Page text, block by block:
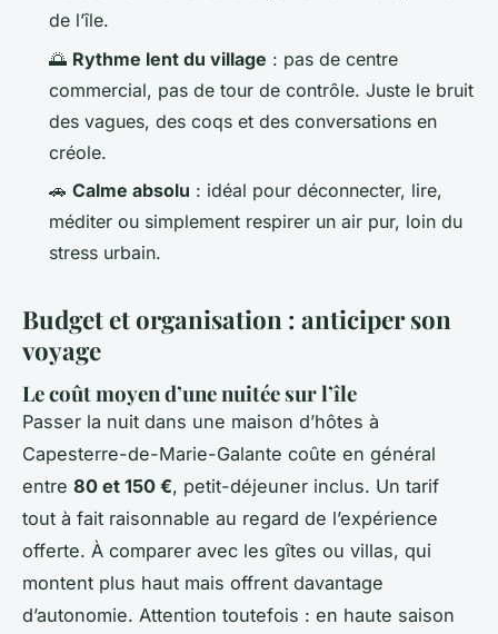
de l’île.
🌅 Rythme lent du village : pas de centre
commercial, pas de tour de contrôle. Juste le bruit
des vagues, des coqs et des conversations en
créole.
🚗 Calme absolu : idéal pour déconnecter, lire,
méditer ou simplement respirer un air pur, loin du
stress urbain.
Budget et organisation : anticiper son
voyage
Le coût moyen d’une nuitée sur l’île
Passer la nuit dans une maison d’hôtes à
Capesterre-de-Marie-Galante coûte en général
entre 80 et 150 €, petit-déjeuner inclus. Un tarif
tout à fait raisonnable au regard de l’expérience
offerte. À comparer avec les gîtes ou villas, qui
montent plus haut mais offrent davantage
d’autonomie. Attention toutefois : en haute saison